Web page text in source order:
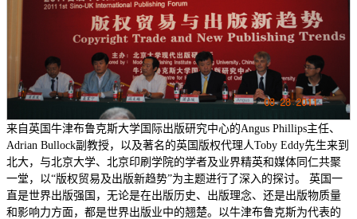
来自英国牛津布鲁克斯大学国际出版研究中心的Angus Phillips主任、
Adrian Bullock副教授，以及著名的英国版权代理人Toby Eddy先生来到
北大，与北京大学、北京印刷学院的学者及业界精英和媒体同仁共聚
一堂，以“版权贸易及出版新趋势”为主题进行了深入的探讨。 英国一
直是世界出版强国，无论是在出版历史、出版理念、还是出版物质量
和影响力方面，都是世界出版业中的翘楚。以牛津布鲁克斯为代表的